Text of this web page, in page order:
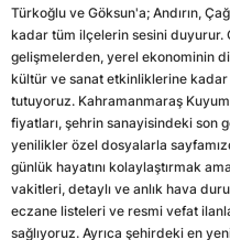
Türkoğlu ve Göksun'a; Andırın,
kadar tüm ilçelerin sesini duyurur.
gelişmelerden, yerel ekonominin
kültür ve sanat etkinliklerine kadar
tutuyoruz. Kahramanmaraş
fiyatları, şehrin sanayisindeki son
yenilikler özel dosyalarla
günlük hayatını kolaylaştırmak
vakitleri, detaylı ve anlık hava
eczane listeleri ve resmi vefat
sağlıyoruz. Ayrıca şehirdeki en